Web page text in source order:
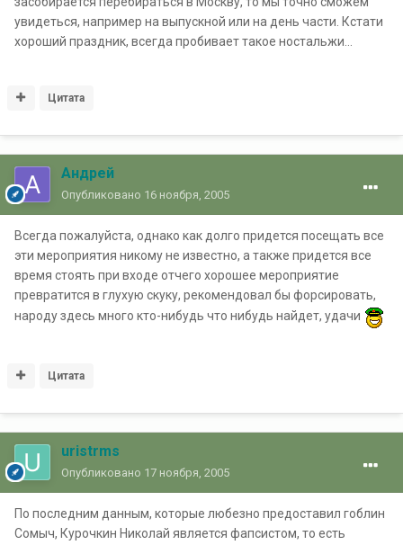
увидеться, например на выпускной или на день части. Кстати
хороший праздник, всегда пробивает такое ностальжи...
Цитата
Андрей
Опубликовано 16 ноября, 2005
Всегда пожалуйста, однако как долго придется посещать все
эти мероприятия никому не известно, а также придется все
время стоять при входе отчего хорошее мероприятие
превратится в глухую скуку, рекомендовал бы форсировать,
народу здесь много кто-нибудь что нибудь найдет, удачи
Цитата
uristrms
Опубликовано 17 ноября, 2005
По последним данным, которые любезно предоставил гоблин
Сомыч, Курочкин Николай является фапсистом, то есть